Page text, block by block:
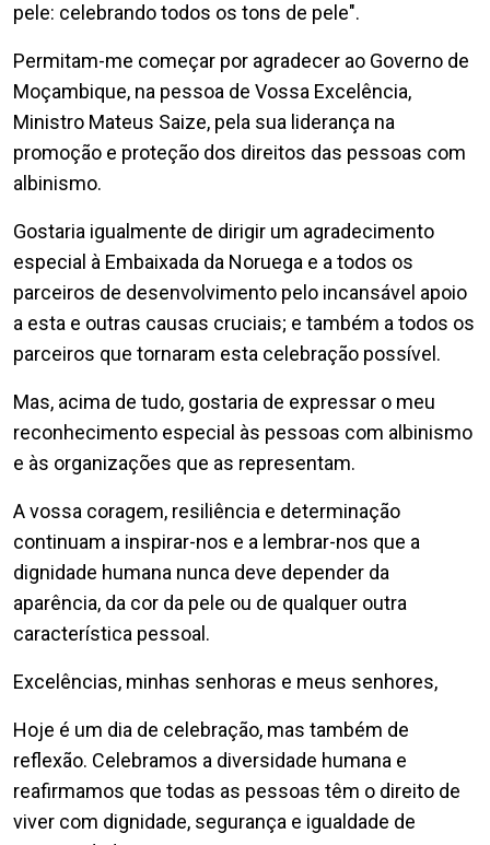
pele: celebrando todos os tons de pele".
Permitam-me começar por agradecer ao Governo de
Moçambique, na pessoa de Vossa Excelência,
Ministro Mateus Saize, pela sua liderança na
promoção e proteção dos direitos das pessoas com
albinismo.
Gostaria igualmente de dirigir um agradecimento
especial à Embaixada da Noruega e a todos os
parceiros de desenvolvimento pelo incansável apoio
a esta e outras causas cruciais; e também a todos os
parceiros que tornaram esta celebração possível.
Mas, acima de tudo, gostaria de expressar o meu
reconhecimento especial às pessoas com albinismo
e às organizações que as representam.
A vossa coragem, resiliência e determinação
continuam a inspirar-nos e a lembrar-nos que a
dignidade humana nunca deve depender da
aparência, da cor da pele ou de qualquer outra
característica pessoal.
Excelências, minhas senhoras e meus senhores,
Hoje é um dia de celebração, mas também de
reflexão. Celebramos a diversidade humana e
reafirmamos que todas as pessoas têm o direito de
viver com dignidade, segurança e igualdade de